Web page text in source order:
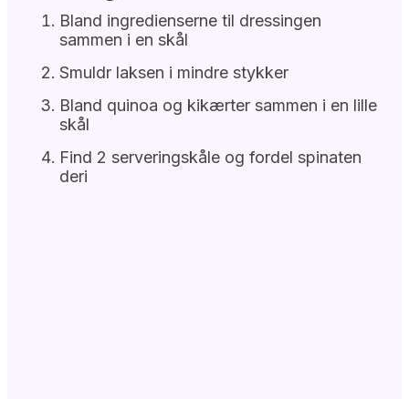
Bland ingredienserne til dressingen
sammen i en skål
Smuldr laksen i mindre stykker
Bland quinoa og kikærter sammen i en lille
skål
Find 2 serveringskåle og fordel spinaten
deri